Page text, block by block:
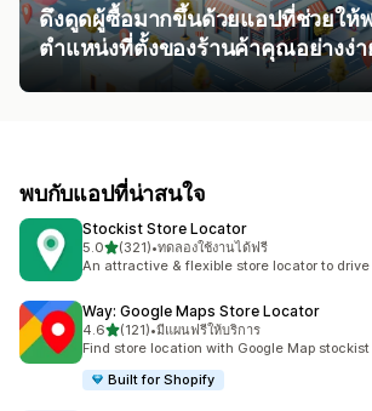
ดึงดูดผู้ซื้อมากขึ้นด้วยแอปที่ช่วยให้
ตำแหน่งที่ตั้งของร้านค้าคุณอย่างง่า
พบกับแอปที่น่าสนใจ
Stockist Store Locator
5.0เต็ม 5 ดาว
(321)
ทั้งหมด 321 รีวิว
•ทดลองใช้งานได้ฟรี
An attractive & flexible store locator to
Way: Google Maps Store Locator
4.6เต็ม 5 ดาว
(121)
ทั้งหมด 121 รีวิว
•มีแผนฟรีให้บริการ
Find store location with Google Map
Built for Shopify